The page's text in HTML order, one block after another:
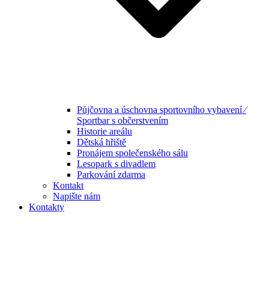
Půjčovna a úschovna sportovního vybavení ⁄
Sportbar s občerstvením
Historie areálu
Dětská hřiště
Pronájem společenského sálu
Lesopark s divadlem
Parkování zdarma
Kontakt
Napište nám
Kontakty